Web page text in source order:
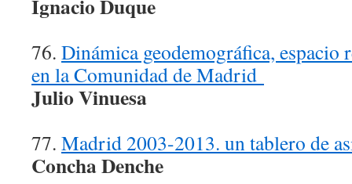
Ignacio Duque
76. Dinámica geodemográfica,
en la Comunidad de Madrid
Julio Vinuesa
77. Madrid 2003-2013. un tablero de
Concha Denche